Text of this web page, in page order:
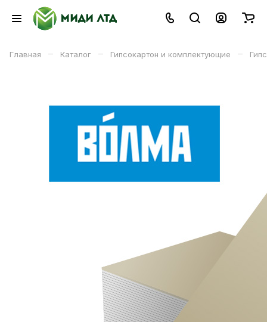
Главная – Каталог – Гипсокартон и комплектующие –